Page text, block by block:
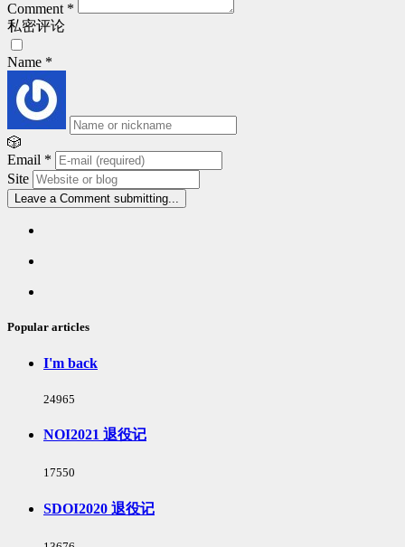
Comment *
私密评论
Name *
🎲
Email *
Site
Leave a Comment submitting...
Popular articles
I'm back
浏
次
24965
NOI2021 退役记
浏
次
数:
17550
SDOI2020 退役记